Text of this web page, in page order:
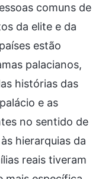
comuns de
da elite e da
estão
palacianos,
histórias das
e as
no sentido de
hierarquias da
reais tiveram